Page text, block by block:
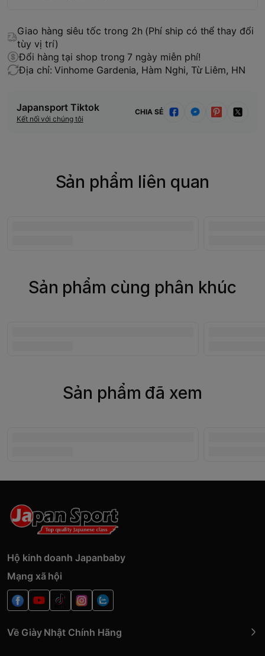
Giao hàng siêu tốc trong 2h (Phí ship có thể thay đổi
tùy vị trí)
Đổi hàng tại shop trong 7 ngày miễn phí!
Địa chỉ: Vinhome Gardenia, Hàm Nghi, Từ Liêm, HN
Japansport Tiktok
Kết nối với chúng tôi
CHIA SẺ
Sản phẩm liên quan
Sản phẩm cùng phân khúc
Sản phẩm đã xem
Hộ kinh doanh Japanbaby
Mạng xã hội
Về Giày Nhật Chính Hãng